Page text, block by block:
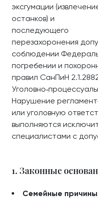
эксгумации
останков) и
последующего
перезахоронения
соблюдении
погребении и
правил СанПиН
Нарушение
или уголовную
выполняются
специалистами с
1. Законные
Семейные